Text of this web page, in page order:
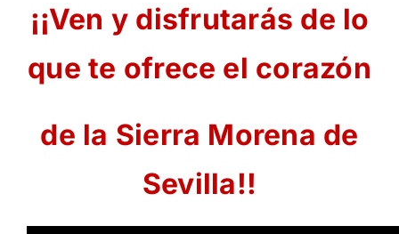
¡¡Ven y disfrutarás de lo
que te ofrece el corazón
de la Sierra Morena de
Sevilla!!